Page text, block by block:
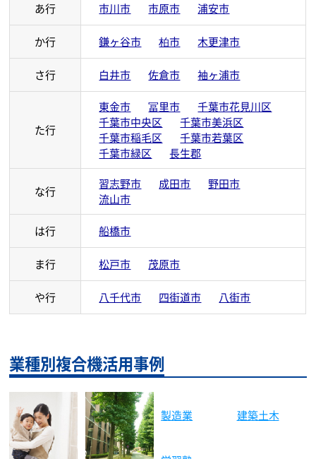
あ行 市川市 市原市 浦安市
か行 鎌ヶ谷市 柏市 木更津市
さ行 白井市 佐倉市 袖ヶ浦市
た行
東金市 冨里市
千葉市花見川区
千葉市中央区
千葉市美浜区
千葉市稲毛区
千葉市若葉区
千葉市緑区
長生郡
な行
習志野市 成田市
野田市
流山市
は行 船橋市
ま行 松戸市 茂原市
や行 八千代市 四街道市 八街市
業種別複合機活用事例
建築土木